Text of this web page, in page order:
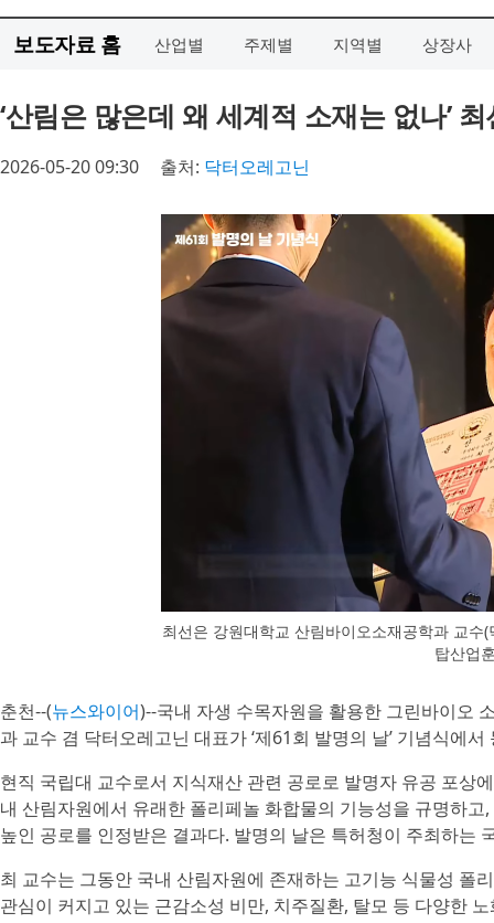
보도자료 홈 산업별 주제별 지역별 상장사
‘산림은 많은데 왜 세계적 소재는 없나’
2026-05-20 09:30 출처: 닥터오레고닌
최선은 강원대학교 산림바이오소재공학과 교수
탑산업
춘천--(뉴스와이어)--국내 자생 수목자원을 활용한 그린바이오
과 교수 겸 닥터오레고닌 대표가 ‘제61회 발명의 날’ 기념식에
현직 국립대 교수로서 지식재산 관련 공로로 발명자 유공 포상
내 산림자원에서 유래한 폴리페놀 화합물의 기능성을 규명하
높인 공로를 인정받은 결과다. 발명의 날은 특허청이 주최하는
최 교수는 그동안 국내 산림자원에 존재하는 고기능 식물성 폴
관심이 커지고 있는 근감소성 비만, 치주질환, 탈모 등 다양한